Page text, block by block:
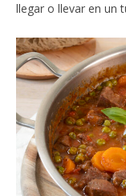
llegar o llevar en un